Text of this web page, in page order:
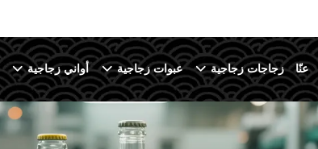
عنّا زجاجات زجاجية عبوات زجاجية أواني زجاجية